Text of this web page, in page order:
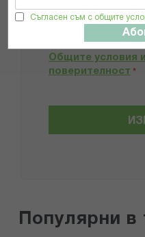
Съгласен съм с общите
Препоръчвам
Прочетох и се
Общите условия
поверителност *
Популярни в